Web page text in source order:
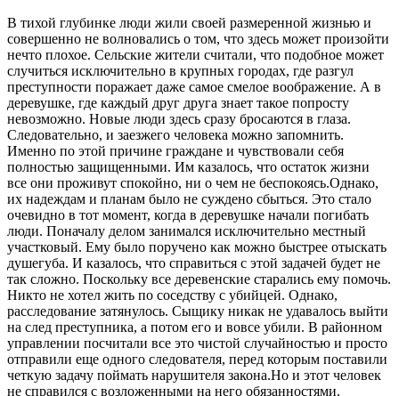
В тихой глубинке люди жили своей размеренной жизнью и
совершенно не волновались о том, что здесь может произойти
нечто плохое. Сельские жители считали, что подобное может
случиться исключительно в крупных городах, где разгул
преступности поражает даже самое смелое воображение. А в
деревушке, где каждый друг друга знает такое попросту
невозможно. Новые люди здесь сразу бросаются в глаза.
Следовательно, и заезжего человека можно запомнить.
Именно по этой причине граждане и чувствовали себя
полностью защищенными. Им казалось, что остаток жизни
все они проживут спокойно, ни о чем не беспокоясь.Однако,
их надеждам и планам было не суждено сбыться. Это стало
очевидно в тот момент, когда в деревушке начали погибать
люди. Поначалу делом занимался исключительно местный
участковый. Ему было поручено как можно быстрее отыскать
душегуба. И казалось, что справиться с этой задачей будет не
так сложно. Поскольку все деревенские старались ему помочь.
Никто не хотел жить по соседству с убийцей. Однако,
расследование затянулось. Сыщику никак не удавалось выйти
на след преступника, а потом его и вовсе убили. В районном
управлении посчитали все это чистой случайностью и просто
отправили еще одного следователя, перед которым поставили
четкую задачу поймать нарушителя закона.Но и этот человек
не справился с возложенными на него обязанностями.